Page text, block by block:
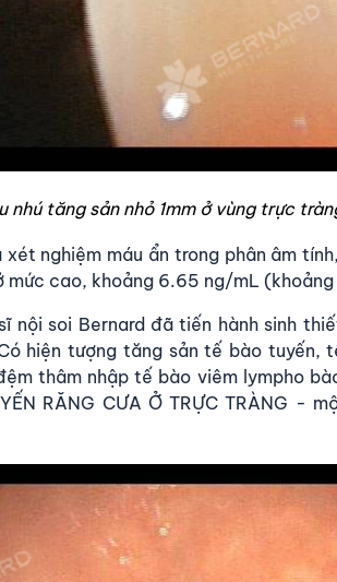
nhú tăng sản nhỏ 1mm ở vùng trực
nghiệm máu ẩn trong phân âm
mức cao, khoảng 6.65 ng/mL
nội soi Bernard đã tiến hành sinh
hiện tượng tăng sản tế bào
thâm nhập tế bào viêm lympho
RĂNG CƯA Ở TRỰC TRÀNG -